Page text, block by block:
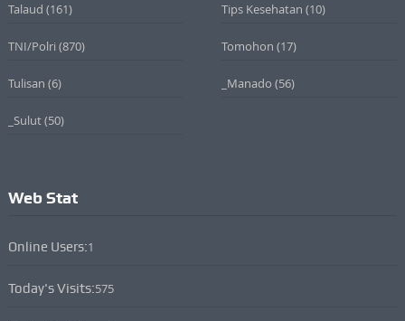
Talaud (161) Tips Kesehatan (10)
TNI/Polri (870) Tomohon (17)
Tulisan (6) _Manado (56)
_Sulut(50)
Web Stat
Online Users:1
Today's Visits:575